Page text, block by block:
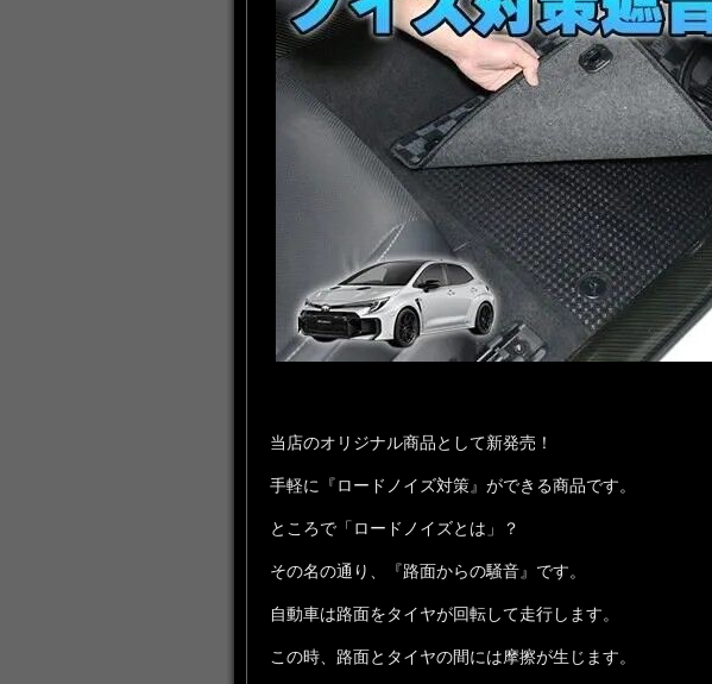
当店のオリジナル商品として新発売！
手軽に『ロードノイズ対策』ができる商品です。
ところで「ロードノイズとは」？
その名の通り、『路面からの騒音』です。
自動車は路面をタイヤが回転して走行します。
この時、路面とタイヤの間には摩擦が生じます。